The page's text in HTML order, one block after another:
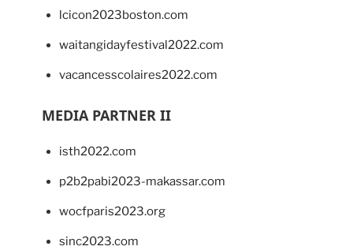
lcicon2023boston.com
waitangidayfestival2022.com
vacancesscolaires2022.com
MEDIA PARTNER II
isth2022.com
p2b2pabi2023-makassar.com
wocfparis2023.org
sinc2023.com